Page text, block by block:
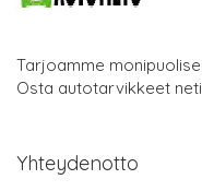
Tarjoamme
Osta autotarvikkeet
Yhteydenotto